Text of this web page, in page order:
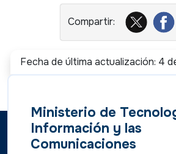
Fecha de última actualización: 4
Ministerio de
Información y las
Comunicaciones